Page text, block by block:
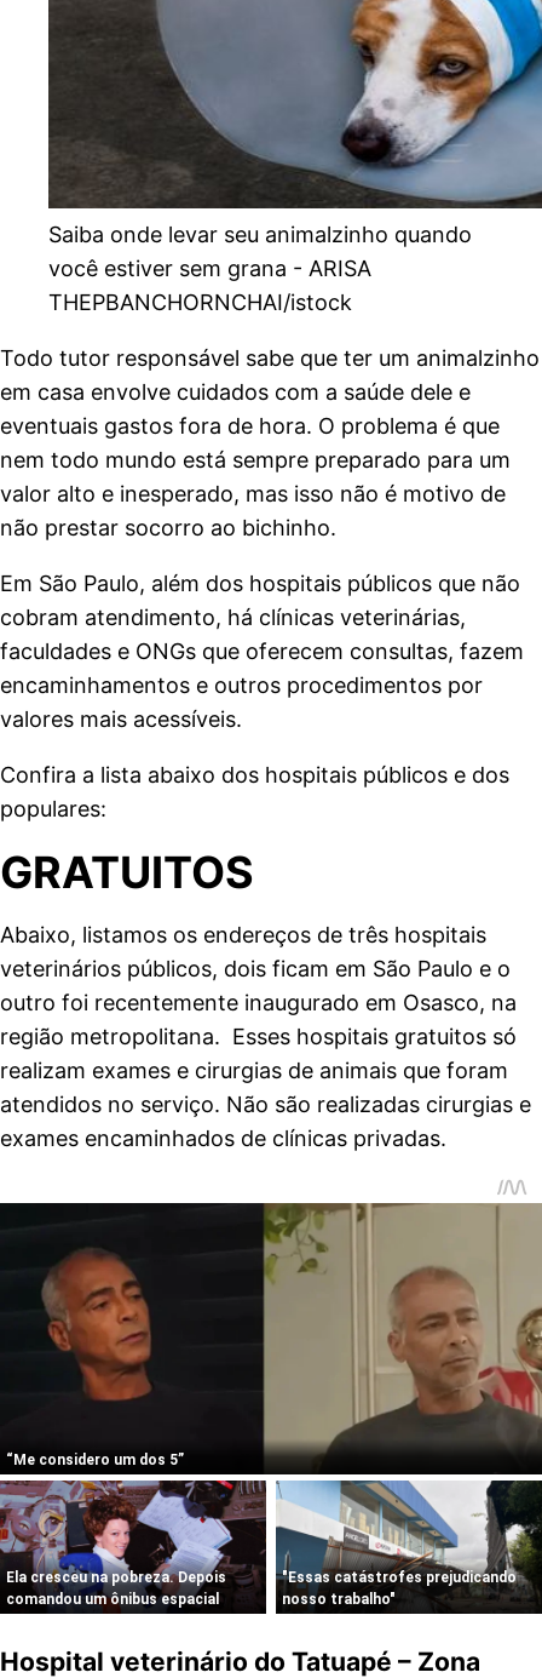
Saiba onde levar seu animalzinho quando
você estiver sem grana - ARISA
THEPBANCHORNCHAI/istock
Todo tutor responsável sabe que ter um animalzinho
em casa envolve cuidados com a saúde dele e
eventuais gastos fora de hora. O problema é que
nem todo mundo está sempre preparado para um
valor alto e inesperado, mas isso não é motivo de
não prestar socorro ao bichinho.
Em São Paulo, além dos hospitais públicos que não
cobram atendimento, há clínicas veterinárias,
faculdades e ONGs que oferecem consultas, fazem
encaminhamentos e outros procedimentos por
valores mais acessíveis.
Confira a lista abaixo dos hospitais públicos e dos
populares:
GRATUITOS
Abaixo, listamos os endereços de três hospitais
veterinários públicos, dois ficam em São Paulo e o
outro foi recentemente inaugurado em Osasco, na
região metropolitana. Esses hospitais gratuitos só
realizam exames e cirurgias de animais que foram
atendidos no serviço. Não são realizadas cirurgias e
exames encaminhados de clínicas privadas.
Hospital veterinário do Tatuapé – Zona